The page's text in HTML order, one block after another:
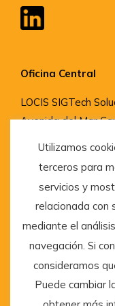
Oficina Central
LOCIS SIGTech
Avenida del Mar
Delegaciones
Madrid,
Granada, Vigo,
Utilizamos
terceros para
servicios y
relacionada con
mediante el
navegación. Si
consideramos
Puede cambiar